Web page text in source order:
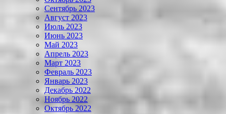
Сентябрь 2023
Август 2023
Июль 2023
Июнь 2023
Май 2023
Апрель 2023
Март 2023
Февраль 2023
Январь 2023
Декабрь 2022
Ноябрь 2022
Октябрь 2022